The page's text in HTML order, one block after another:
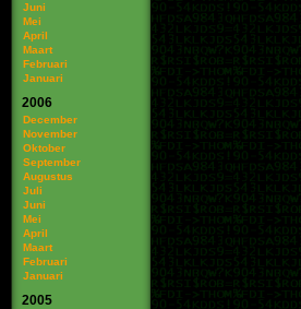
Juni
Mei
April
Maart
Februari
Januari
2006
December
November
Oktober
September
Augustus
Juli
Juni
Mei
April
Maart
Februari
Januari
2005